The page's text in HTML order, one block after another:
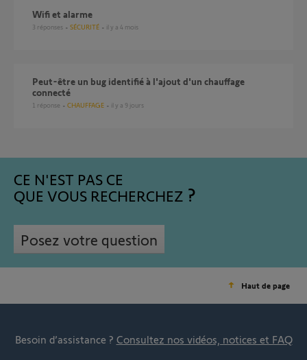
Wifi et alarme
3 réponses SÉCURITÉ il y a 4 mois
Peut-être un bug identifié à l'ajout d'un chauffage
connecté
1 réponse CHAUFFAGE il y a 9 jours
CE N'EST PAS CE
QUE VOUS RECHERCHEZ
Posez votre question
Haut de page
Besoin d’assistance ? Consultez nos vidéos, notices et FAQ